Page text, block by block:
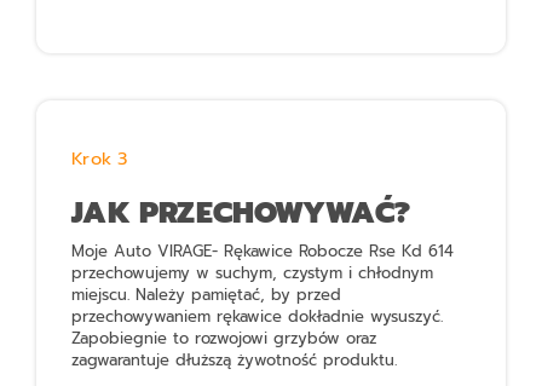
Krok 3
JAK PRZECHOWYWAĆ?
Moje Auto VIRAGE- Rękawice Robocze Rse Kd 614
przechowujemy w suchym, czystym i chłodnym
miejscu. Należy pamiętać, by przed
przechowywaniem rękawice dokładnie wysuszyć.
Zapobiegnie to rozwojowi grzybów oraz
zagwarantuje dłuższą żywotność produktu.